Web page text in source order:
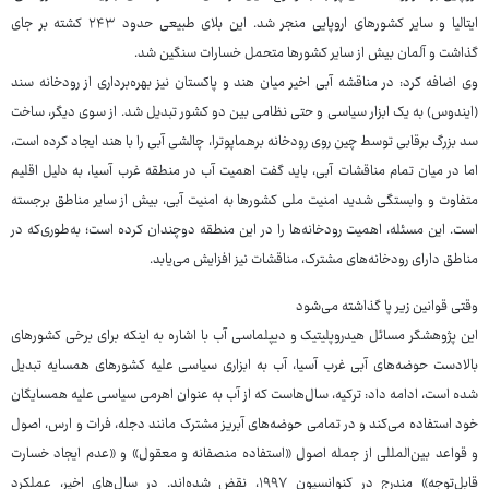
ایتالیا و سایر کشورهای اروپایی منجر شد. این بلای طبیعی حدود ۲۴۳ کشته بر جای
گذاشت و آلمان بیش از سایر کشورها متحمل خسارات سنگین شد.
وی اضافه کرد: در مناقشه آبی اخیر میان هند و پاکستان نیز بهره‌برداری از رودخانه سند
(ایندوس) به یک ابزار سیاسی و حتی نظامی بین دو کشور تبدیل شد. از سوی دیگر، ساخت
سد بزرگ برقابی توسط چین روی رودخانه برهماپوترا، چالشی آبی را با هند ایجاد کرده است،
اما در میان تمام مناقشات آبی، باید گفت اهمیت آب در منطقه غرب آسیا، به دلیل اقلیم
متفاوت و وابستگی شدید امنیت ملی کشورها به امنیت آبی، بیش از سایر مناطق برجسته
است. این مسئله، اهمیت رودخانه‌ها را در این منطقه دوچندان کرده است؛ به‌طوری‌که در
مناطق دارای رودخانه‌های مشترک، مناقشات نیز افزایش می‌یابد.
وقتی قوانین زیر پا گذاشته می‌شود
این پژوهشگر مسائل هیدروپلیتیک و دیپلماسی آب با اشاره به اینکه برای برخی کشورهای
بالادست حوضه‌های آبی غرب آسیا، آب به ابزاری سیاسی علیه کشورهای همسایه تبدیل
شده است، ادامه داد: ترکیه، سال‌هاست که از آب به عنوان اهرمی سیاسی علیه همسایگان
خود استفاده می‌کند و در تمامی حوضه‌های آبریز مشترک مانند دجله، فرات و ارس، اصول
و قواعد بین‌المللی از جمله اصول «استفاده منصفانه و معقول» و «عدم ایجاد خسارت